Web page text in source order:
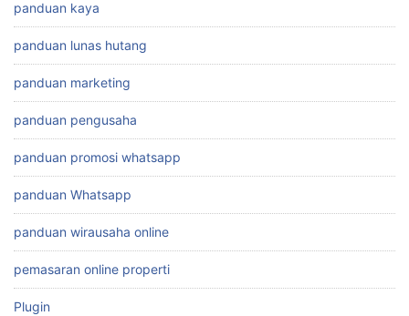
panduan kaya
panduan lunas hutang
panduan marketing
panduan pengusaha
panduan promosi whatsapp
panduan Whatsapp
panduan wirausaha online
pemasaran online properti
Plugin